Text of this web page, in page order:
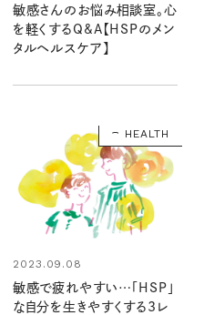
敏感さんのお悩み相談室。心
を軽くするQ&A【HSPのメン
タルヘルスケア】
HEALTH
2023.09.08
敏感で疲れやすい…「HSP」
な自分を生きやすくする3レ